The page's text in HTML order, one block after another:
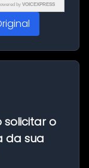
by VOICEXPRESS
solicitar o
da sua